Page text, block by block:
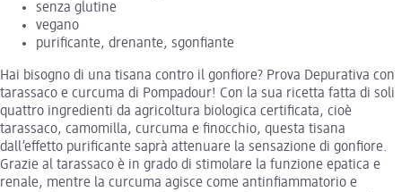
senza glutine
vegano
purificante, drenante, sgonfiante
Hai bisogno di una tisana contro il gonfiore? Prova Depurativa con
tarassaco e curcuma di Pompadour! Con la sua ricetta fatta di soli
quattro ingredienti da agricoltura biologica certificata, cioè
tarassaco, camomilla, curcuma e finocchio, questa tisana
dall’effetto purificante saprà attenuare la sensazione di gonfiore.
Grazie al tarassaco è in grado di stimolare la funzione epatica e
renale, mentre la curcuma agisce come antinfiammatorio e